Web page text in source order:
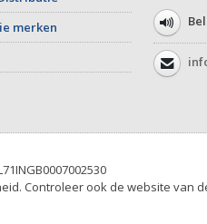
merken
Controleer ook de website van